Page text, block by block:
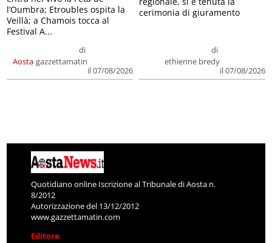
Aosta
di
gazzettamatin
il 07/08/2026
l’Oumbra; Etroubles ospita la
Veillà; a Chamois tocca al
Festival A...
di
ethienne bredy
il 07/08/2026
cerimonia di giuramento
Quotidiano online Iscrizione al Tribunale di Aosta n.
8/2012
Autorizzazione del 13/12/2012
www.gazzettamatin.com
Editore